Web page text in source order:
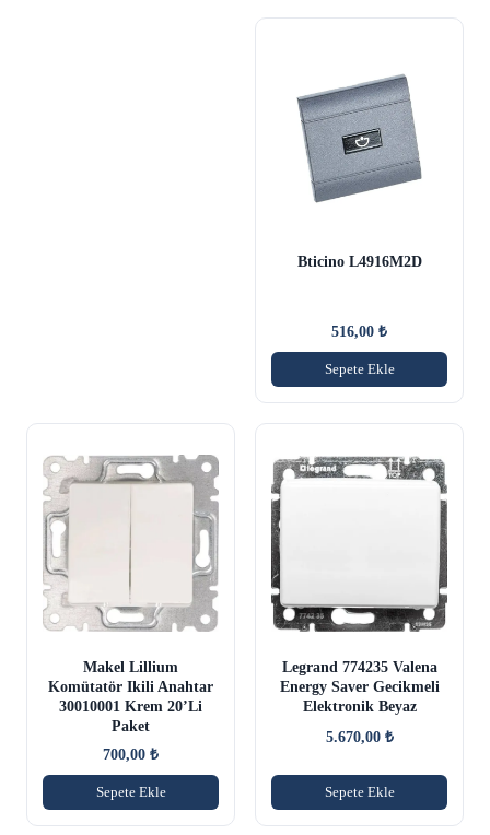
Bticino L4916M2D
516,00 ₺
Sepete Ekle
Makel Lillium
Komütatör Ikili Anahtar
30010001 Krem 20’Li
Paket
700,00 ₺
Sepete Ekle
Legrand 774235 Valena
Energy Saver Gecikmeli
Elektronik Beyaz
5.670,00 ₺
Sepete Ekle